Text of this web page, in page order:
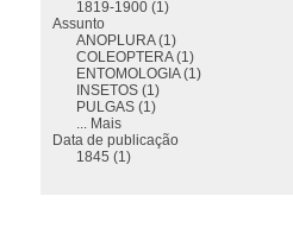
1819-1900 (1)
Assunto
ANOPLURA (1)
COLEOPTERA (1)
ENTOMOLOGIA (1)
INSETOS (1)
PULGAS (1)
... Mais
Data de publicação
1845 (1)